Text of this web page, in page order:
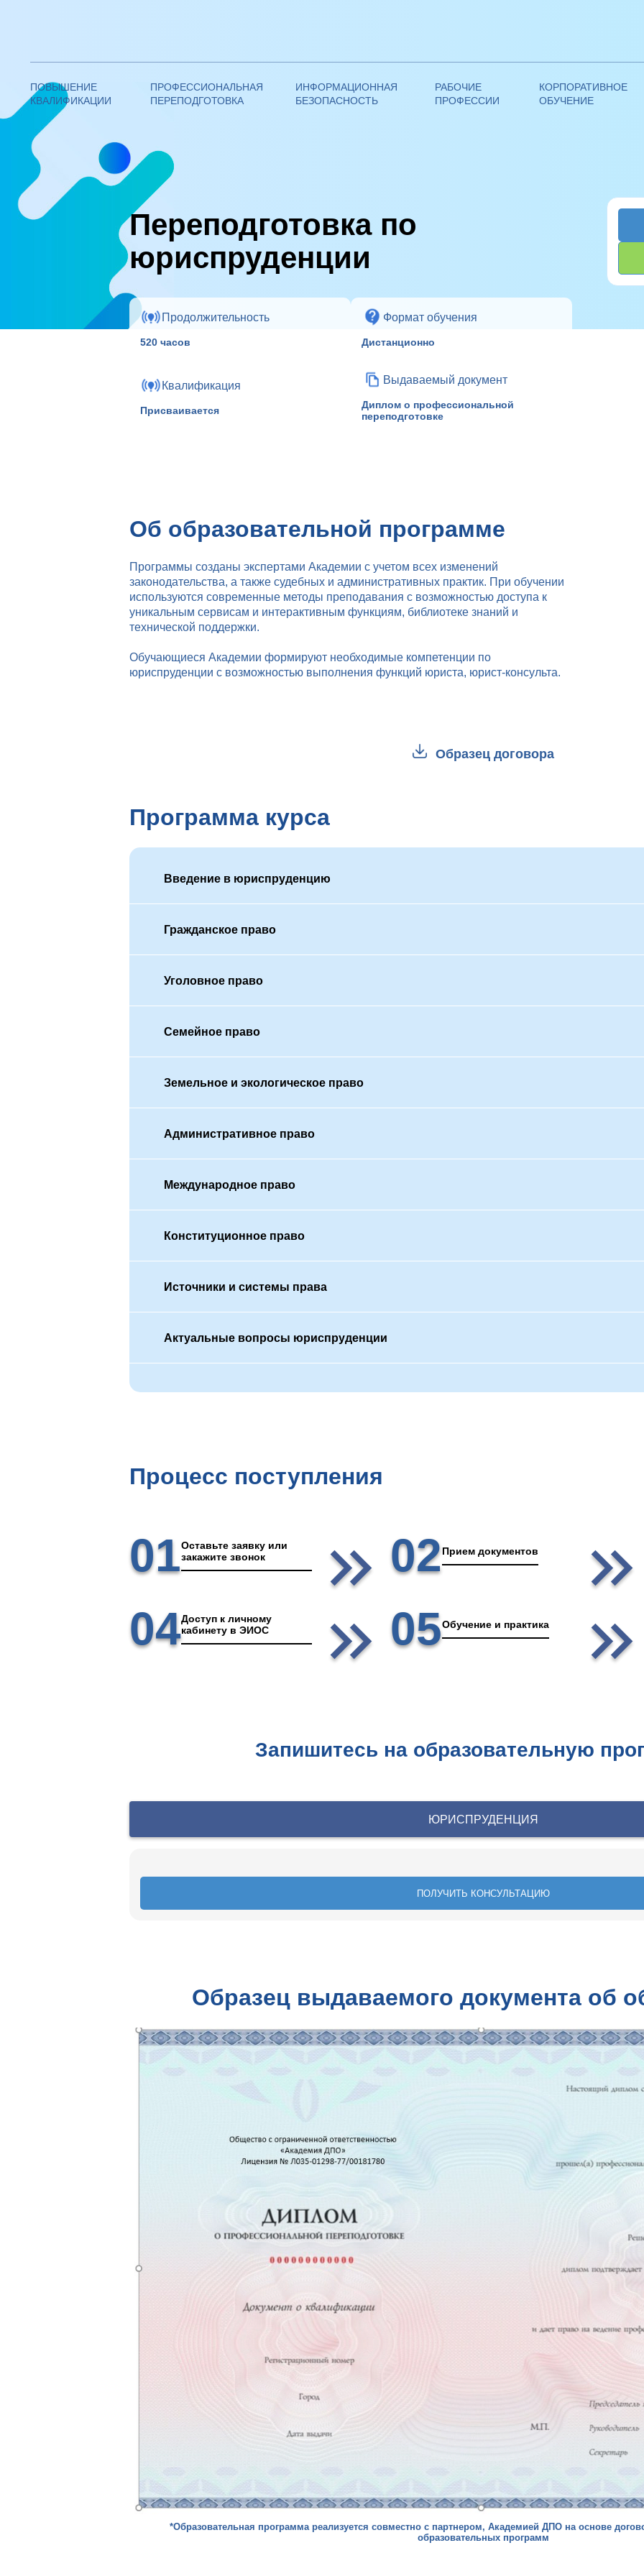
ПОВЫШЕНИЕ
КВАЛИФИКАЦИИ
ПРОФЕССИОНАЛЬНАЯ
ПЕРЕПОДГОТОВКА
ИНФОРМАЦИОННАЯ
БЕЗОПАСНОСТЬ
РАБОЧИЕ
ПРОФЕССИИ
КОРПОРАТИВНОЕ
ОБУЧЕНИЕ
Юриспруденция
Переподготовка по
юриспруденции
Продолжительность
520 часов
Формат обучения
Дистанционно
Квалификация
Присваивается
Выдаваемый документ
Диплом о профессиональной
переподготовке
Об образовательной программе
Программы созданы экспертами Академии с учетом всех изменений
законодательства, а также судебных и административных практик. При обучении
используются современные методы преподавания с возможностью доступа к
уникальным сервисам и интерактивным функциям, библиотеке знаний и
технической поддержки.
Обучающиеся Академии формируют необходимые компетенции по
юриспруденции с возможностью выполнения функций юриста, юрист-консульта.
Образец договора
Программа курса
Введение в юриспруденцию
Гражданское право
Уголовное право
Семейное право
Земельное и экологическое право
Административное право
Международное право
Конституционное право
Источники и системы права
Актуальные вопросы юриспруденции
Процесс поступления
01Оставьте заявку или
закажите звонок
02Прием документов
04Доступ к личному
кабинету в ЭИОС
05Обучение и практика
Запишитесь на образовательную
ЮРИСПРУДЕНЦИЯ
ПОЛУЧИТЬ КОНСУЛЬТАЦИЮ
Образец выдаваемого документа об
*Образовательная программа реализуется совместно с партнером, Академией ДПО на основе
образовательных программ